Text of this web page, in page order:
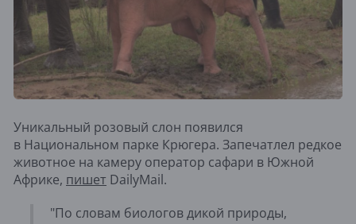
Уникальный розовый слон появился
в Национальном парке Крюгера. Запечатлел редкое
животное на камеру оператор сафари в Южной
Африке, пишет DailyMail.
"По словам биологов дикой природы,